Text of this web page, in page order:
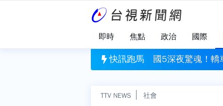
即時 焦點 政治 國際
快訊跑馬
轎車疑機械故障「燒成火球」 3人急逃生長期照顧壓垮
TTV NEWS 社會